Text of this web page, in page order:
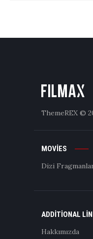
ThemeREX ©
MOVIES
Dizi
ADDITIONAL
Hakkımızda